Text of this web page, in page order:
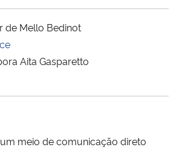
de Mello Bedinot
Aita Gasparetto
meio de comunicação direto